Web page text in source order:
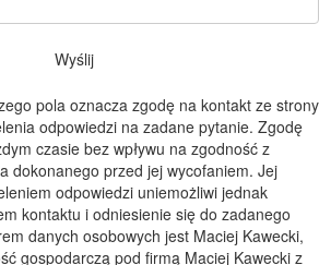
Wyślij
pola oznacza zgodę na kontakt ze strony
odpowiedzi na zadane pytanie. Zgodę
czasie bez wpływu na zgodność z
dokonanego przed jej wycofaniem. Jej
odpowiedzi uniemożliwi jednak
kontaktu i odniesienie się do zadanego
danych osobowych jest Maciej Kawecki,
gospodarczą pod firmą Maciej Kawecki z